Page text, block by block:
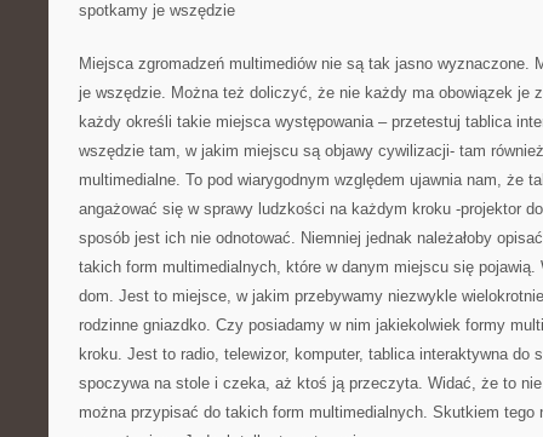
spotkamy je wszędzie
Miejsca zgromadzeń multimediów nie są tak jasno wyznaczone.
je wszędzie. Można też doliczyć, że nie każdy ma obowiązek je
każdy określi takie miejsca występowania – przetestuj tablica
wszędzie tam, w jakim miejscu są objawy cywilizacji- tam
multimedialne. To pod wiarygodnym względem ujawnia nam, że
angażować się w sprawy ludzkości na każdym kroku -projektor
sposób jest ich nie odnotować. Niemniej jednak należałoby
takich form multimedialnych, które w danym miejscu się pojawią.
dom. Jest to miejsce, w jakim przebywamy niezwykle
rodzinne gniazdko. Czy posiadamy w nim jakiekolwiek formy
kroku. Jest to radio, telewizor, komputer, tablica interaktywna do
spoczywa na stole i czeka, aż ktoś ją przeczyta. Widać, że to
można przypisać do takich form multimedialnych. Skutkiem tego